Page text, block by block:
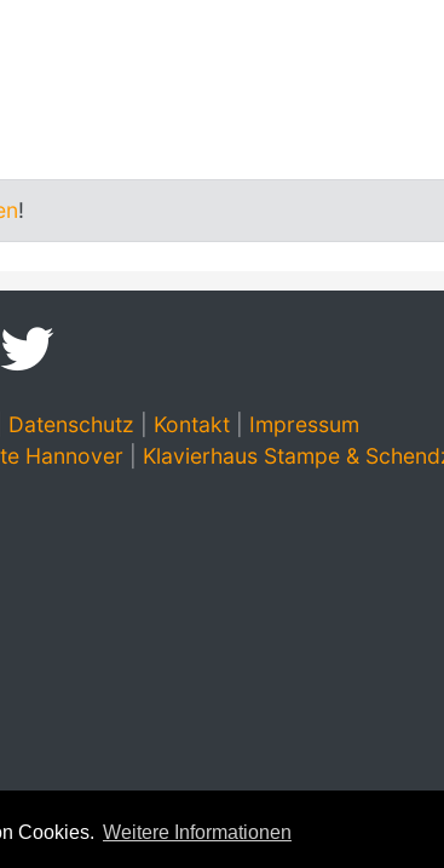
Cookies. Weitere Informationen
!
Datenschutz Kontakt| Impressum
Hannover Klavierhaus Stampe &